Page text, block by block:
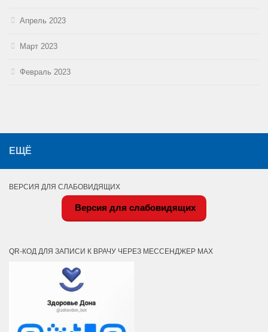
Апрель 2023
Март 2023
Февраль 2023
ЕЩЁ
ВЕРСИЯ ДЛЯ СЛАБОВИДЯЩИХ
Версия для слабовидящих
QR-КОД ДЛЯ ЗАПИСИ К ВРАЧУ ЧЕРЕЗ МЕССЕНДЖЕР MAX